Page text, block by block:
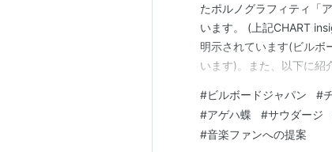
：リスト::曲タイトル
サウダージ
【saudade(葡)】哀愁。寂しさ
たポルノグラフィティ「
います。 (上記CHART
明示されています(ビルボ
います)。また、以下に紹
#ビルボードジャパン #
#アゲハ蝶 #サウダージ
#音楽ファンへの提案